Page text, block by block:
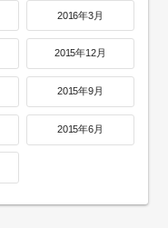
2016年3月
2015年12月
2015年9月
2015年6月